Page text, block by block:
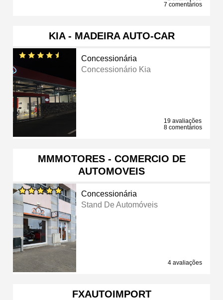
7 comentários
KIA - MADEIRA AUTO-CAR
Concessionária
Concessionário Kia
19 avaliações
8 comentários
MMMOTORES - COMERCIO DE
AUTOMOVEIS
Concessionária
Stand De Automóveis
4 avaliações
FXAUTOIMPORT